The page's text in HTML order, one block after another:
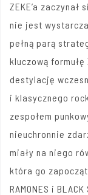
ZEKE’a
nie jest
pełną parą
kluczową formułę
destylację
i klasycznego
zespołem
nieuchronnie
miały na niego
która go
RAMONES i